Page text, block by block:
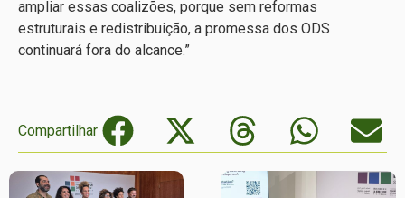
ampliar essas coalizões, porque sem reformas
estruturais e redistribuição, a promessa dos ODS
continuará fora do alcance.”
Compartilhar